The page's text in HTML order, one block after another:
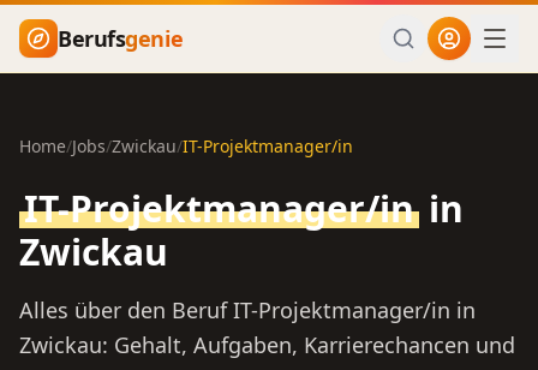
Zum Hauptinhalt springen
Berufsgenie
Home/Jobs/Zwickau/IT-Projektmanager/in
IT-Projektmanager/in in
Zwickau
Alles über den BerufIT-Projektmanager/in in
Zwickau: Gehalt, Aufgaben, Karrierechancen und